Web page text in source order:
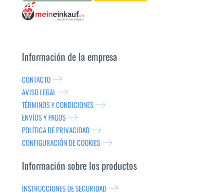
Información de la empresa
CONTACTO
AVISO LEGAL
TÉRMINOS Y CONDICIONES
ENVÍOS Y PAGOS
POLÍTICA DE PRIVACIDAD
CONFIGURACIÓN DE COOKIES
Información sobre los productos
INSTRUCCIONES DE SEGURIDAD